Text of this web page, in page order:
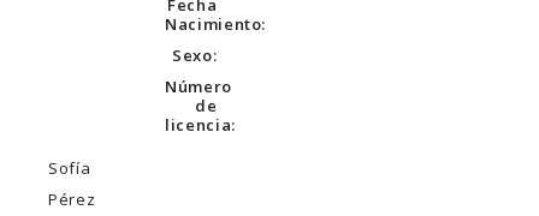
Fecha
Nacimiento:
Sexo:
Número
de
licencia:
Sofía
Pérez